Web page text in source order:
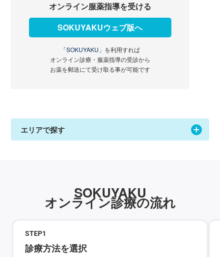
オンライン服薬指導を受ける
SOKUYAKUウェブ版へ
「SOKUYAKU」 を利用すれば
オンライン診療・服薬指導の受診から
お薬を郵送にて受け取る事が可能です
エリアで探す
SOKUYAKU
オンライン診療の流れ
STEP1
診療方法を選択